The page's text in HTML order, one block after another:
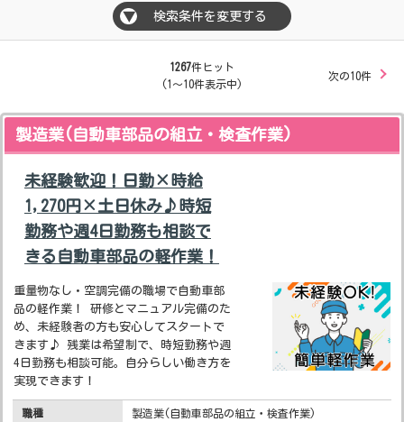
▼ 検索条件を変更する
1267件ヒット
(1～10件表示中)
次の10件
製造業(自動車部品の組立・検査作業)
未経験歓迎！日勤×時給
1,270円×土日休み♪時短
勤務や週4日勤務も相談で
きる自動車部品の軽作業！
重量物なし・空調完備の職場で自動車部
品の軽作業！ 研修とマニュアル完備のた
め、未経験者の方も安心してスタートで
きます♪ 残業は希望制で、時短勤務や週
4日勤務も相談可能。自分らしい働き方を
実現できます！
職種 製造業(自動車部品の組立・検査作業)